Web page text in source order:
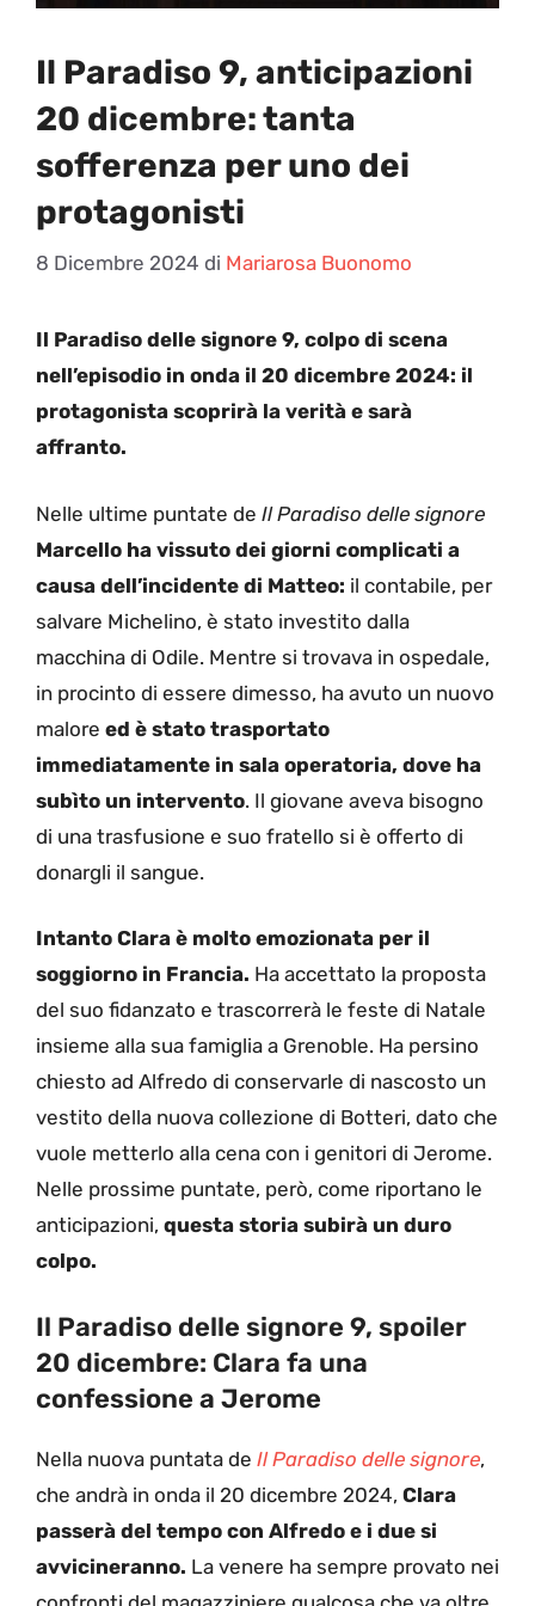
Il Paradiso 9, anticipazioni
20 dicembre: tanta
sofferenza per uno dei
protagonisti
8 Dicembre 2024 di Mariarosa Buonomo
Il Paradiso delle signore 9, colpo di scena
nell’episodio in onda il 20 dicembre 2024: il
protagonista scoprirà la verità e sarà
affranto.
Nelle ultime puntate de Il Paradiso delle signore
Marcello ha vissuto dei giorni complicati a
causa dell’incidente di Matteo: il contabile, per
salvare Michelino, è stato investito dalla
macchina di Odile. Mentre si trovava in ospedale,
in procinto di essere dimesso, ha avuto un nuovo
malore ed è stato trasportato
immediatamente in sala operatoria, dove ha
subìto un intervento. Il giovane aveva bisogno
di una trasfusione e suo fratello si è offerto di
donargli il sangue.
Intanto Clara è molto emozionata per il
soggiorno in Francia. Ha accettato la proposta
del suo fidanzato e trascorrerà le feste di Natale
insieme alla sua famiglia a Grenoble. Ha persino
chiesto ad Alfredo di conservarle di nascosto un
vestito della nuova collezione di Botteri, dato che
vuole metterlo alla cena con i genitori di Jerome.
Nelle prossime puntate, però, come riportano le
anticipazioni, questa storia subirà un duro
colpo.
Il Paradiso delle signore 9, spoiler
20 dicembre: Clara fa una
confessione a Jerome
Nella nuova puntata de Il Paradiso delle signore,
che andrà in onda il 20 dicembre 2024, Clara
passerà del tempo con Alfredo e i due si
avvicineranno. La venere ha sempre provato nei